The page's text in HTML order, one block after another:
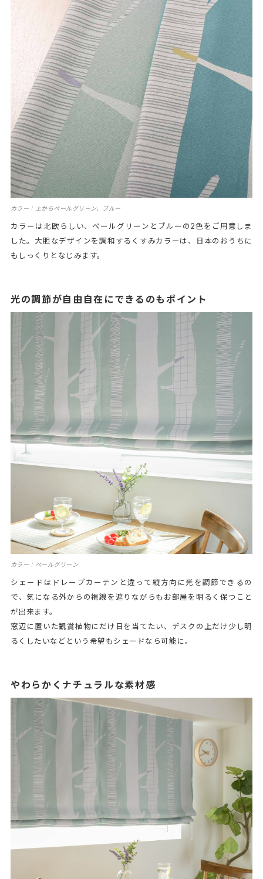
カラー：上からペールグリーン、ブルー
カラーは北欧らしい、ペールグリーンとブルーの2色をご用意しま
した。大胆なデザインを調和するくすみカラーは、日本のおうちに
もしっくりとなじみます。
光の調節が自由自在にできるのもポイント
カラー：ペールグリーン
シェードはドレープカーテンと違って縦方向に光を調節できるの
で、気になる外からの視線を遮りながらもお部屋を明るく保つこと
が出来ます。
窓辺に置いた観賞植物にだけ日を当てたい、デスクの上だけ少し明
るくしたいなどという希望もシェードなら可能に。
やわらかくナチュラルな素材感